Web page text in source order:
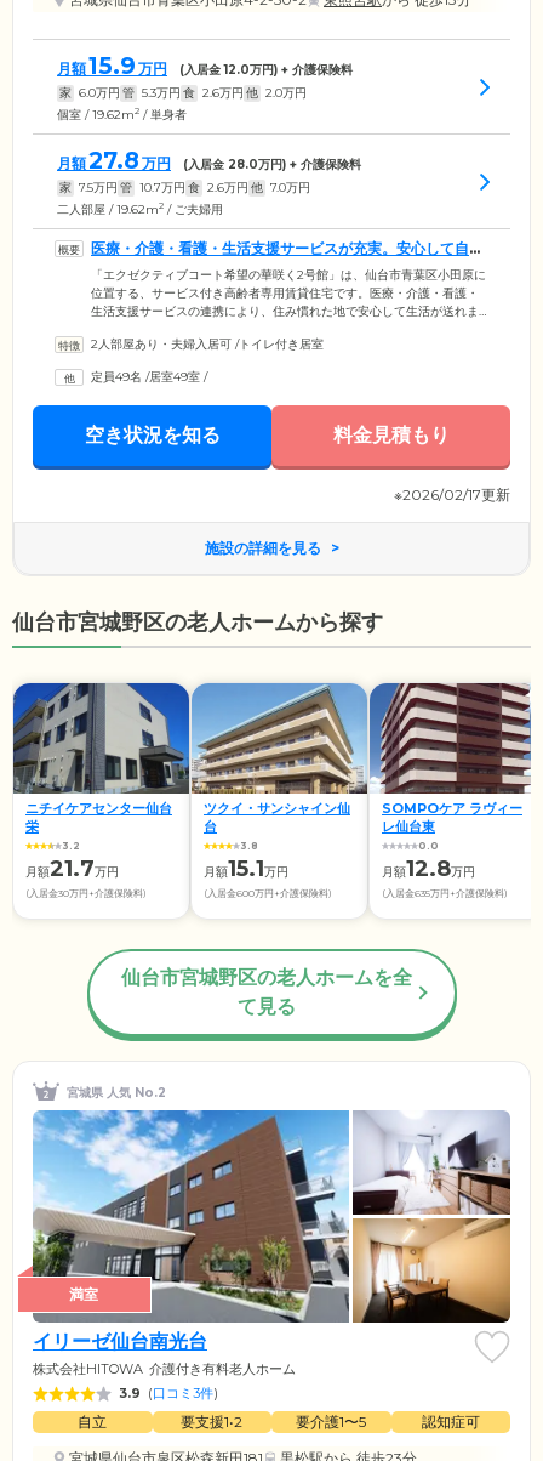
月額15.9 万円 (入居金12.0万円) + 介護保険料
家 6.0万円 管 5.3万円 食 2.6万円 他 2.0万円
個室 / 19.62m2 / 単身者
月額27.8 万円 (入居金 28.0万円) + 介護保険料
家 7.5万円 管 10.7万円 食 2.6万円 他 7.0万円
二人部屋 / 19.62m2 / ご夫婦用
医療・介護・看護・生活支援サービスが充実。安心して自由
な生活が送れます
「エクゼクティブコート希望の華咲く2号館」は、仙台市青葉区小田原に
位置する、サービス付き高齢者専用賃貸住宅です。医療・介護・看護・
生活支援サービスの連携により、住み慣れた地で安心して生活が送れま
問薬剤も対応可能なので、お気軽にご相談ください。また、事前に行き
の生活と変わらず、のびのびとお過ごしいただけます。プライバシーの
保たれた住まいで自由に生活していただきながら、必要に応じて充実し
2人部屋あり・夫婦入居可 /トイレ付き居室
定員49名 /居室49室 /
空き状況を知る 料金見積もり
※2026/02/17更新
施設の詳細を見る
仙台市宮城野区の老人ホームから探す
ニチイケアセンター仙台
栄
3.2
月額21.7万円
(入居金30万円+介護保険料)
ツクイ・サンシャイン仙
台
3.8
月額15.1万円
(入居金600万円+介護保険料)
SOMPOケア ラヴィー
レ仙台東
0.0
月額12.8万円
(入居金635万円+介護保険料)
仙台市宮城野区の老人ホームを全
て見る
宮城県 人気 No.2
満室
イリーゼ仙台南光台
株式会社HITOWA 介護付き有料老人ホーム
3.9 (口コミ3件)
自立 要支援1•2 要介護1〜5
認知症可